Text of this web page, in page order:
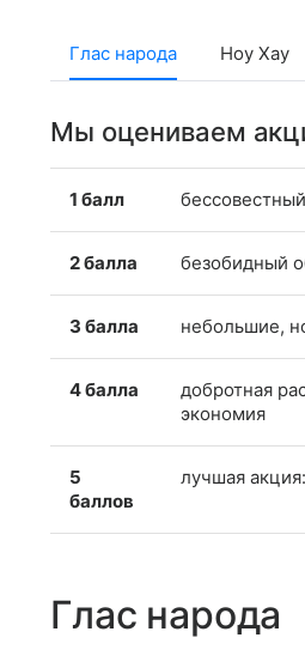
Глас народа Ноу Хау
Мы оцениваем
1 балл
2 балла безобидный
3 балла небольшие,
4 балла
добротная
экономия
5
баллов
лучшая
Глас народа